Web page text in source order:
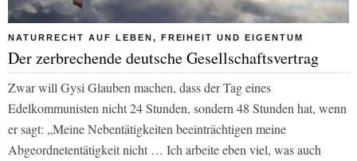
NATURRECHT AUF LEBEN, FREIHEIT UND EIGENTUM
Der zerbrechende deutsche Gesellschaftsvertrag
Zwar will Gysi Glauben machen, dass der Tag eines
Edelkommunisten nicht 24 Stunden, sondern 48 Stunden hat, wenn
er sagt: „Meine Nebentätigkeiten beeinträchtigen meine
Abgeordnetentätigkeit nicht … Ich arbeite eben viel, was auch